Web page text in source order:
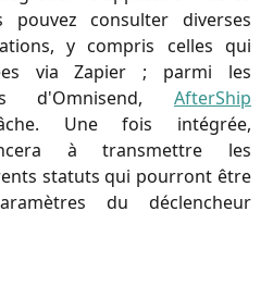
pouvez consulter diverses
y compris celles qui
via Zapier ; parmi les
d'Omnisend, AfterShip
Une fois intégrée,
à transmettre les
statuts qui pourront être
du déclencheur